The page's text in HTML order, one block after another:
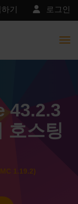
로그인
기
43.2.3
호스팅
1.19.2)